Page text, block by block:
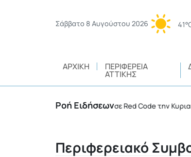
Σάββατο 8 Αυγούστου 2026
ΑΡΧΙΚΉ ΠΕΡΙΦΈΡΕΙΑ
ΑΤΤΙΚΉΣ
Ροή Ειδήσεων
περιφέρειες της χώρας σε Red Code την Κυριακή
Περιφερειακό